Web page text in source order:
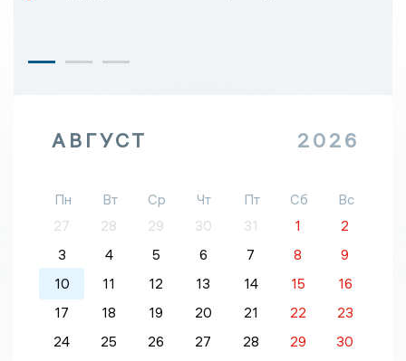
АВГУСТ 2026
Пн Вт Ср Чт Пт Сб
Вс
27
28 29 30 31 1
2
3
4 5 6 7 8
9
10
11 12 13 14 15
16
17
18 19 20 21 22
23
24
25 26 27 28 29
30